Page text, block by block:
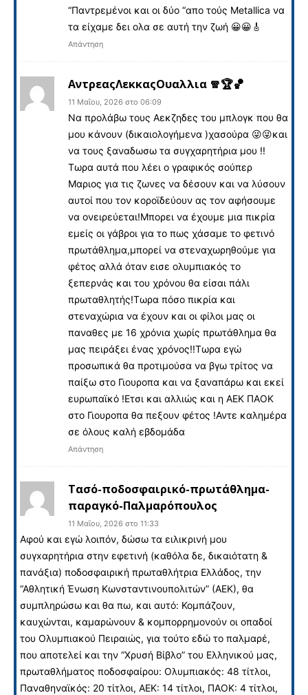
“Παντρεμένοι και οι δύο “απο τούς Metallica να
τα είχαμε δει ολα σε αυτή την ζωή 😀😀🎸
Απάντηση
ΑντρεαςΛεκκαςΟυαλλια 🧣🏆🏀
11 Μαΐου, 2026 στο 06:09
Να προλάβω τους Αεκζηδες του μπλογκ που θα
μου κάνουν (δικαιολογήμενα )χασούρα 😜😜και
να τους ξαναδωσω τα συγχαρητήρια μου !!
Τωρα αυτά που λέει ο γραφικός σούπερ
Μαριος για τις ζωνες να δέσουν και να λύσουν
αυτοί που τον κοροϊδεύουν ας τον αφήσουμε
να ονειρεύεται!Μπορει να έχουμε μια πικρία
εμείς οι γάβροι για το πως χάσαμε το φετινό
πρωτάθλημα,μπορεί να στεναχωρηθούμε για
φέτος αλλά όταν εισε ολυμπιακός το
ξεπερνάς και του χρόνου θα είσαι πάλι
πρωταθλητής!Τωρα πόσο πικρία και
στεναχώρια να έχουν και οι φίλοι μας οι
παναθες με 16 χρόνια χωρίς πρωτάθλημα θα
μας πειράξει ένας χρόνος!!Τωρα εγώ
προσωπικά θα προτιμούσα να βγω τρίτος να
παίξω στο Γιουροπα και να ξαναπάρω και εκεί
ευρωπαϊκό !Ετσι και αλλιώς και η ΑΕΚ ΠΑΟΚ
στο Γιουροπα θα πεξουν φέτος !Αντε καλημέρα
σε όλους καλή εβδομάδα
Απάντηση
Τασό-ποδοσφαιρικό-πρωτάθλημα-
παραγκό-Παλμαρόπουλος
11 Μαΐου, 2026 στο 11:33
Αφού και εγώ λοιπόν, δώσω τα ειλικρινή μου
συγxαρητήρια στην εφετινή (καθόλα δε, δικαιότατη &
πανάξια) ποδοσφαιρική πρωταθλήτρια Ελλάδος, την
“Αθλητική Ένωση Κωνσταντινουπολιτών” (ΑΕΚ), θα
συμπληρώσω και θα πω, και αυτό: Κομπάζουν,
καυχώνται, καμαρώνουν & κομπορρημονούν οι οπαδοί
του Ολυμπιακού Πειραιώς, για τούτο εδώ το παλμαρέ,
που αποτελεί και την “Χρυσή Βίβλο” του Ελληνικού μας,
πρωταθλήματος ποδοσφαίρου: Ολυμπιακός: 48 τίτλοι,
Παναθηναϊκός: 20 τίτλοι, ΑΕΚ: 14 τίτλοι, ΠΑΟΚ: 4 τίτλοι,